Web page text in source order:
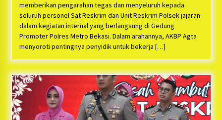
memberikan pengarahan tegas dan menyeluruh kepada
seluruh personel Sat Reskrim dan Unit Reskrim Polsek jajaran
dalam kegiatan internal yang berlangsung di Gedung
Promoter Polres Metro Bekasi. Dalam arahannya, AKBP Agta
menyoroti pentingnya penyidik untuk bekerja […]